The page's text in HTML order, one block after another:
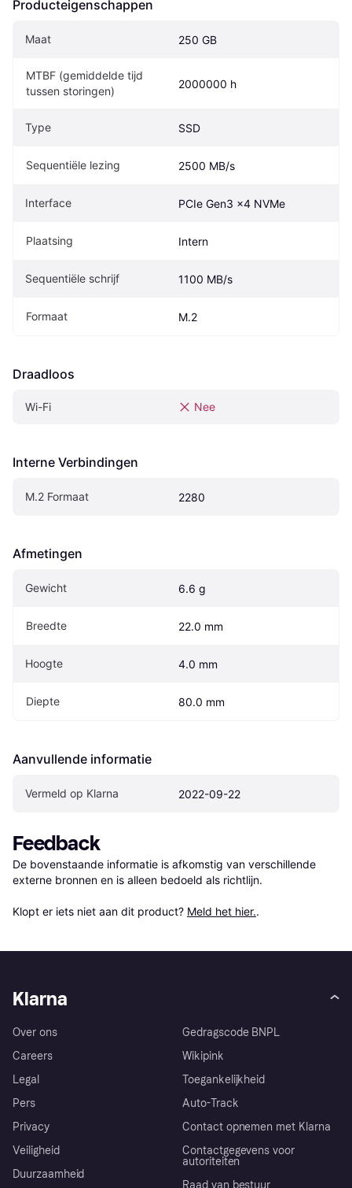
Producteigenschappen
Maat 250 GB
MTBF (gemiddelde tijd
tussen storingen)
2000000 h
Type SSD
Sequentiële lezing 2500 MB/s
Interface PCIe Gen3 x4 NVMe
Plaatsing Intern
Sequentiële schrijf 1100 MB/s
Formaat M.2
Draadloos
Wi-Fi Nee
Interne Verbindingen
M.2 Formaat 2280
Afmetingen
Gewicht 6.6 g
Breedte 22.0 mm
Hoogte 4.0 mm
Diepte 80.0 mm
Aanvullende informatie
Vermeld op Klarna 2022-09-22
Feedback
De bovenstaande informatie is afkomstig van verschillende
externe bronnen en is alleen bedoeld als richtlijn.
Klopt er iets niet aan dit product? Meld het hier..
Klarna
Over ons
Careers
Legal
Pers
Privacy
Veiligheid
Duurzaamheid
Gedragscode BNPL
Wikipink
Toegankelijkheid
Auto-Track
Contact opnemen met Klarna
Contactgegevens voor
autoriteiten